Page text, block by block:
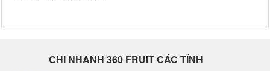
CHI NHANH 360 FRUIT CÁC TỈNH